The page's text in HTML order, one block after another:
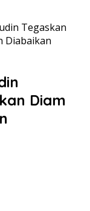
Tegaskan
Diabaikan
Diam